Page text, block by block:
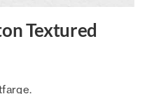
Textured